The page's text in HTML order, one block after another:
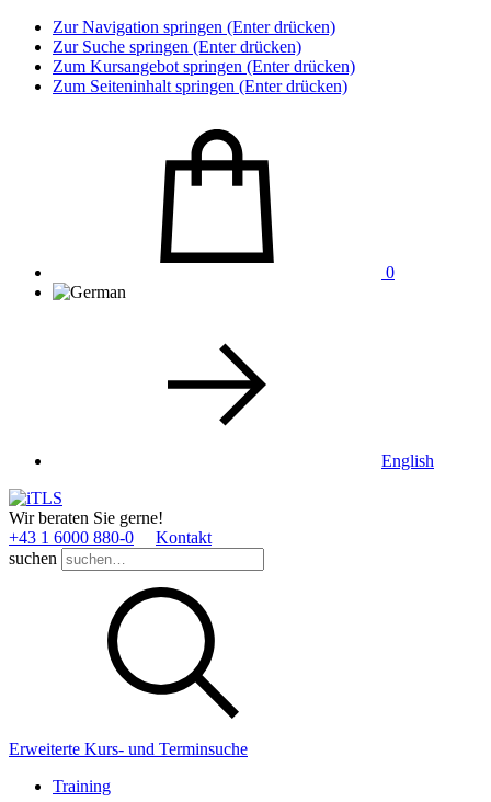
Zur Navigation springen (Enter drücken)
Zur Suche springen (Enter drücken)
Zum Kursangebot springen (Enter drücken)
Zum Seiteninhalt springen (Enter drücken)
0
English
Wir beraten Sie gerne!
+43 1 6000 880­-0
Kontakt
suchen
Erweiterte Kurs- und Terminsuche
Training